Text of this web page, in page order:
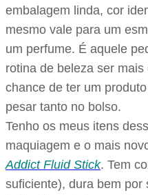
embalagem linda, cor
mesmo vale para um
um perfume. É aquele
rotina de beleza ser
chance de ter um
pesar tanto no bolso.
Tenho os meus itens
maquiagem e o mais
Addict Fluid Stick. Tem
suficiente), dura bem por